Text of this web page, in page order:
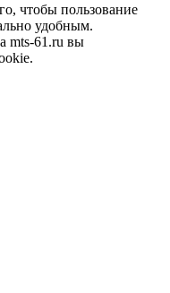
чтобы пользование
удобным.
mts-61.ru вы